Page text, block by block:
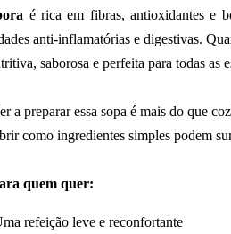
é rica em fibras, antioxidantes e
anti-inflamatórias e digestivas.
saborosa e perfeita para todas as
a preparar essa sopa é mais do que
como ingredientes simples podem
quem quer:
refeição leve e reconfortante